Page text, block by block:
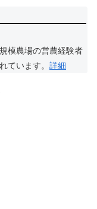
模農場の営農経験者
ています。 詳細